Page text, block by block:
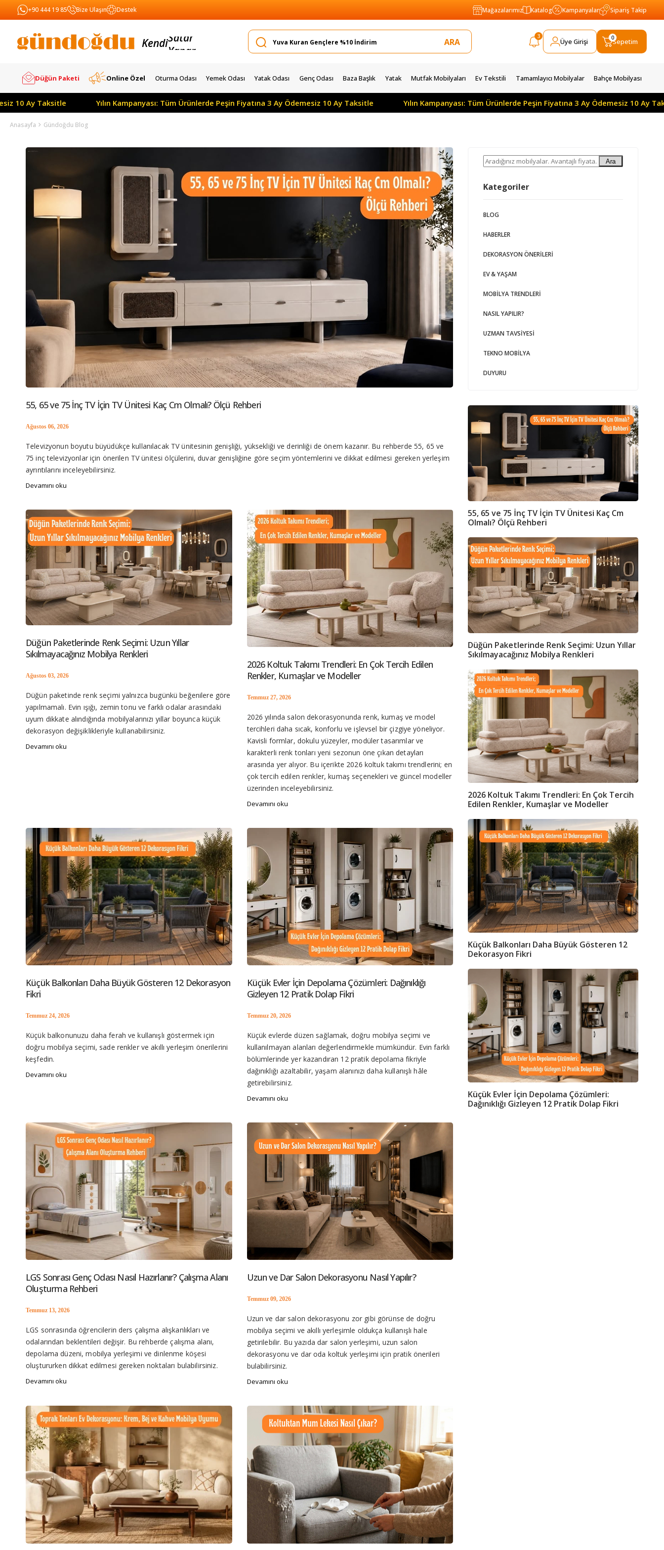
+90 444 19 85 Bize Ulaşın Destek Mağazalarımız Katalog Kampanyalar Sipariş Takip
KendiYapar
3
Üye Girişi Sepetim
0
Düğün Paketi Online Özel Oturma Odası Yemek Odası Yatak Odası Genç Odası Baza Başlık Yatak Mutfak Mobilyaları Ev Tekstili Tamamlayıcı Mobilyalar Bahçe Mobilyası
Yılın Kampanyası: Tüm Ürünlerde Peşin Fiyatına 3 Ay Ödemesiz 10 Ay Taksitle Yılın Kampanyası: Tüm Ürünlerde Peşin Fiyatına 3 Ay Ödemesiz 10 Ay Taksitle
Anasayfa Gündoğdu Blog
55, 65 ve 75 İnç TV İçin TV Ünitesi Kaç Cm Olmalı? Ölçü Rehberi
Ağustos 06, 2026
Televizyonun boyutu büyüdükçe kullanılacak TV ünitesinin genişliği, yüksekliği ve derinliği de önem kazanır. Bu rehberde 55, 65 ve
75 inç televizyonlar için önerilen TV ünitesi ölçülerini, duvar genişliğine göre seçim yöntemlerini ve dikkat edilmesi gereken yerleşim
ayrıntılarını inceleyebilirsiniz.
Devamını oku
Düğün Paketlerinde Renk Seçimi: Uzun Yıllar
Sıkılmayacağınız Mobilya Renkleri
Ağustos 03, 2026
Düğün paketinde renk seçimi yalnızca bugünkü beğenilere göre
yapılmamalı. Evin ışığı, zemin tonu ve farklı odalar arasındaki
uyum dikkate alındığında mobilyalarınızı yıllar boyunca küçük
dekorasyon değişiklikleriyle kullanabilirsiniz.
düğün paketi renkleri, mobilya renk seçimi, modası geçmeyen mobilya renkleri, düğün paketi, mobilya renkleri, ev dekorasyonu
Devamını oku
2026 Koltuk Takımı Trendleri: En Çok Tercih Edilen
Renkler, Kumaşlar ve Modeller
Temmuz 27, 2026
2026 yılında salon dekorasyonunda renk, kumaş ve model
tercihleri daha sıcak, konforlu ve işlevsel bir çizgiye yöneliyor.
Kavisli formlar, dokulu yüzeyler, modüler tasarımlar ve
karakterli renk tonları yeni sezonun öne çıkan detayları
arasında yer alıyor. Bu içerikte 2026 koltuk takımı trendlerini; en
çok tercih edilen renkler, kumaş seçenekleri ve güncel modeller
üzerinden inceleyebilirsiniz.
koltuk takımı modelleri,modern koltuk takımları,koltuk renkleri
Devamını oku
Küçük Balkonları Daha Büyük Gösteren 12 Dekorasyon
Fikri
Temmuz 24, 2026
Küçük balkonunuzu daha ferah ve kullanışlı göstermek için
doğru mobilya seçimi, sade renkler ve akıllı yerleşim önerilerini
keşfedin.
küçük balkon dekorasyonu,küçük balkon fikirleri,dar balkon dekorasyonu,balkon nasıl büyük gösterilir,küçük balkon mobilyaları,balkon düzenleme
Devamını oku
Küçük Evler İçin Depolama Çözümleri: Dağınıklığı
Gizleyen 12 Pratik Dolap Fikri
Temmuz 20, 2026
Küçük evlerde düzen sağlamak, doğru mobilya seçimi ve
kullanılmayan alanları değerlendirmekle mümkündür. Evin farklı
bölümlerinde yer kazandıran 12 pratik depolama fikriyle
dağınıklığı azaltabilir, yaşam alanınızı daha kullanışlı hâle
getirebilirsiniz.
küçük evler için depolama çözümleri,küçük ev düzenleme,pratik dolap
Devamını oku
LGS Sonrası Genç Odası Nasıl Hazırlanır? Çalışma Alanı
Oluşturma Rehberi
Temmuz 13, 2026
LGS sonrasında öğrencilerin ders çalışma alışkanlıkları ve
odalarından beklentileri değişir. Bu rehberde çalışma alanı,
depolama düzeni, mobilya yerleşimi ve dinlenme köşesi
oluştururken dikkat edilmesi gereken noktaları bulabilirsiniz.
Devamını oku
Uzun ve Dar Salon Dekorasyonu Nasıl Yapılır?
Temmuz 09, 2026
Uzun ve dar salon dekorasyonu zor gibi görünse de doğru
mobilya seçimi ve akıllı yerleşimle oldukça kullanışlı hale
getirilebilir. Bu yazıda dar salon yerleşimi, uzun salon
dekorasyonu ve dar oda koltuk yerleşimi için pratik önerileri
bulabilirsiniz.
Devamını oku
Ara
Kategoriler
BLOG
HABERLER
DEKORASYON ÖNERILERI
EV & YAŞAM
MOBILYA TRENDLERI
NASIL YAPILIR?
UZMAN TAVSIYESI
TEKNO MOBILYA
DUYURU
55, 65 ve 75 İnç TV İçin TV Ünitesi Kaç Cm
Olmalı? Ölçü Rehberi
Düğün Paketlerinde Renk Seçimi: Uzun Yıllar
Sıkılmayacağınız Mobilya Renkleri
2026 Koltuk Takımı Trendleri: En Çok Tercih
Edilen Renkler, Kumaşlar ve Modeller
Küçük Balkonları Daha Büyük Gösteren 12
Dekorasyon Fikri
Küçük Evler İçin Depolama Çözümleri:
Dağınıklığı Gizleyen 12 Pratik Dolap Fikri